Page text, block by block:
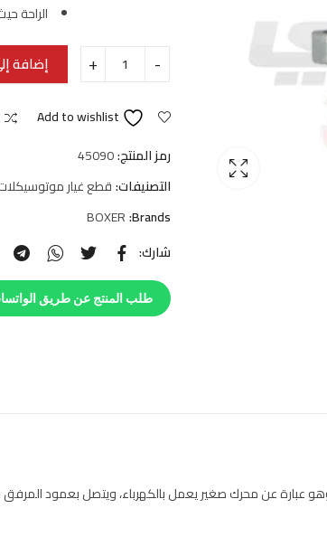
الراحة
إضافة
Add to wishlist
رمز المنتج:45090
التصنيفات:قطع غيار
Brands:
BOXER
شارك:
طلب المنتج عن طريق
عن محرك صغير يعمل بالكهرباء، ويتصل بعمود المرفق